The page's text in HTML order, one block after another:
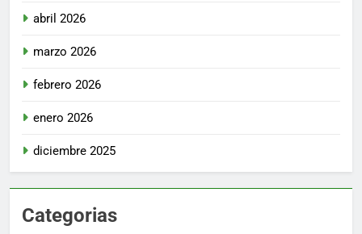
abril 2026
marzo 2026
febrero 2026
enero 2026
diciembre 2025
Categorias